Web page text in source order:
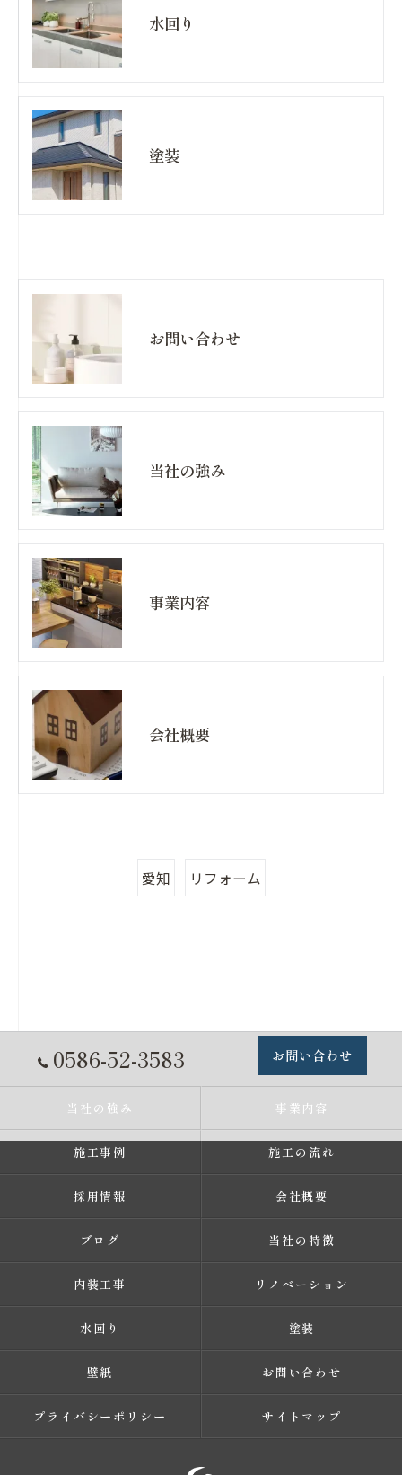
水回り
塗装
お問い合わせ
当社の強み
事業内容
会社概要
愛知 リフォーム
0586-52-3583 お問い合わせ
当社の強み 事業内容
施工事例 施工の流れ
採用情報 会社概要
ブログ 当社の特徴
内装工事 リノベーション
水回り 塗装
壁紙 お問い合わせ
プライバシーポリシー サイトマップ